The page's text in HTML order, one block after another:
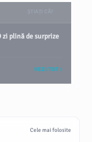
plină de surprize
VEZI TOT
Cele mai folosite